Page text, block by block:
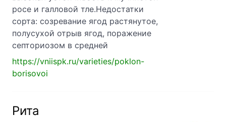
росе и галловой тле.Недостатки
сорта: созревание ягод растянутое,
полусухой отрыв ягод, поражение
септориозом в средней
https://vniispk.ru/varieties/poklon-
borisovoi
Рита